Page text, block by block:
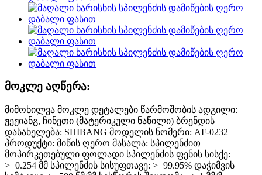
მოკლე აღწერა:
მიმოხილვა მოკლე დეტალები წარმოშობის ადგილი:
ჟეჟიანგ, ჩინეთი (მატერიკული ნაწილი) ბრენდის
დასახელება: SHIBANG მოდელის ნომერი: AF-0232
პროდუქტი: მიწის ღერო მასალა: სპილენძით
მოპირკეთებული ფოლადი სპილენძის ფენის სისქე:
>=0.254 მმ სპილენძის სისუფთავე: >=99.95% დაჭიმვის